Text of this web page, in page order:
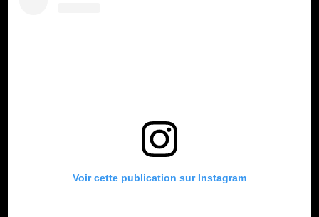
Voir cette publication sur Instagram